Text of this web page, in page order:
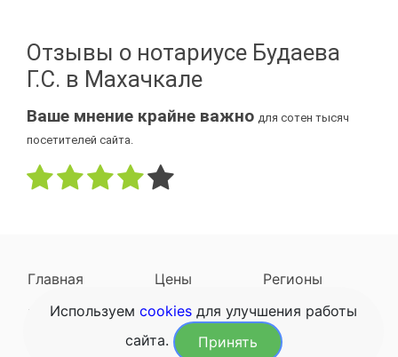
Отзывы о нотариусе Будаева
Г.С. в Махачкале
Ваше мнение крайне важно для сотен тысяч
посетителей сайта.
Главная Цены
Регионы
Наследодатели
Задать вопрос
Используем cookies для улучшения работы
сайта.
Принять